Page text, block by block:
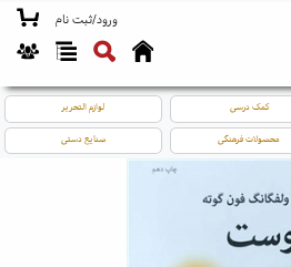
ورود/ثبت نام
کمک درسی لوازم التحریر
محصولات فرهنگی صنایع دستی